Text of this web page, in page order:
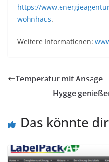
https://
wohnhaus.
Weitere Informationen:
Temperatur mit Ansage
Hygge
Das könnte